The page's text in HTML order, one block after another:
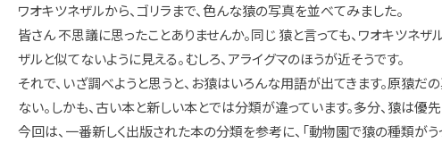
ワオキツネザルから、ゴリラまで、色んな猿の写真を並べてみました。
皆さん 不思議に思ったことありませんか。同じ 猿と言っても、ワオキツネ
ザルと似てないように見える。むしろ、アライグマのほうが近そうです。
それで、いざ調べようと思うと、お猿はいろんな用語が出てきます。原猿
ない。しかも、古い本と新しい本とでは分類が違っています。多分、猿は
今回は、一番新しく出版された本の分類を参考に、「動物園で猿の種類が